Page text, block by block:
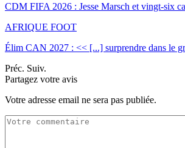
CDM FIFA 2026 : Jesse Marsch et vingt-six
AFRIQUE FOOT
Élim CAN 2027 : << [...] surprendre dans le
Préc. Suiv.
Partagez votre avis
Votre adresse email ne sera pas publiée.